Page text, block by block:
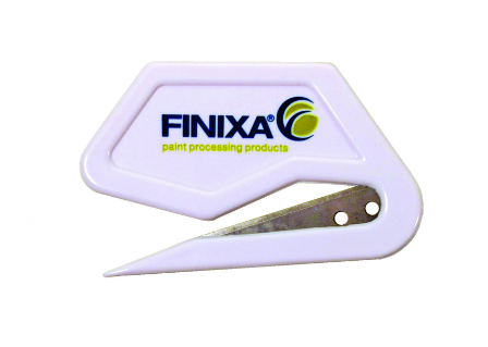
Malerbedarf & Zubehör
Werkzeug & Maschinen
Arbeitsschutz